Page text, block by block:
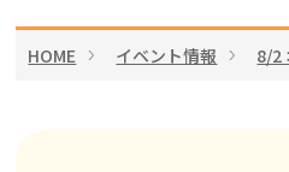
HOME イベント情報 8/2